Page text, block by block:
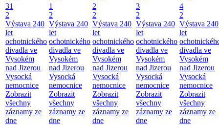
31
2
Výstava 240
let
ochotnického
divadla ve
Vysokém
nad Jizerou
Vysocká
nemocnice
Zobrazit
všechny
záznamy ze
dne
1
2
Výstava 240
let
ochotnického
divadla ve
Vysokém
nad Jizerou
Vysocká
nemocnice
Zobrazit
všechny
záznamy ze
dne
2
2
Výstava 240
let
ochotnického
divadla ve
Vysokém
nad Jizerou
Vysocká
nemocnice
Zobrazit
všechny
záznamy ze
dne
3
2
Výstava 240
let
ochotnického
divadla ve
Vysokém
nad Jizerou
Vysocká
nemocnice
Zobrazit
všechny
záznamy ze
dne
4
2
Výstava 240
let
divadla ve
Vysokém
nad Jizerou
Vysocká
nemocnice
Zobrazit
všechny
záznamy ze
dne